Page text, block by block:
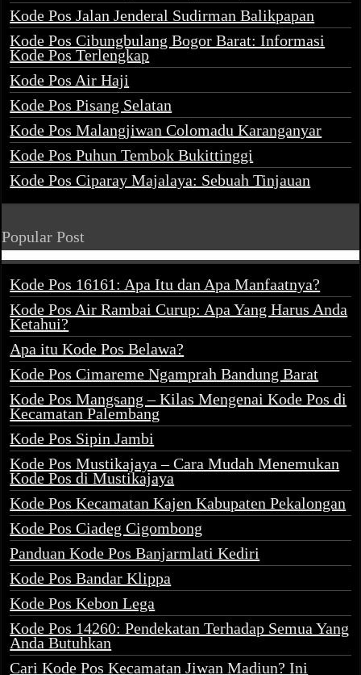
Kode Pos Jalan Jenderal Sudirman Balikpapan
Kode Pos Cibungbulang Bogor Barat: Informasi
Kode Pos Terlengkap
Kode Pos Air Haji
Kode Pos Pisang Selatan
Kode Pos Malangjiwan Colomadu Karanganyar
Kode Pos Puhun Tembok Bukittinggi
Kode Pos Ciparay Majalaya: Sebuah Tinjauan
Popular Post
Kode Pos 16161: Apa Itu dan Apa Manfaatnya?
Kode Pos Air Rambai Curup: Apa Yang Harus Anda
Ketahui?
Apa itu Kode Pos Belawa?
Kode Pos Cimareme Ngamprah Bandung Barat
Kode Pos Mangsang – Kilas Mengenai Kode Pos di
Kecamatan Palembang
Kode Pos Sipin Jambi
Kode Pos Mustikajaya – Cara Mudah Menemukan
Kode Pos di Mustikajaya
Kode Pos Kecamatan Kajen Kabupaten Pekalongan
Kode Pos Ciadeg Cigombong
Panduan Kode Pos Banjarmlati Kediri
Kode Pos Bandar Klippa
Kode Pos Kebon Lega
Kode Pos 14260: Pendekatan Terhadap Semua Yang
Anda Butuhkan
Cari Kode Pos Kecamatan Jiwan Madiun? Ini